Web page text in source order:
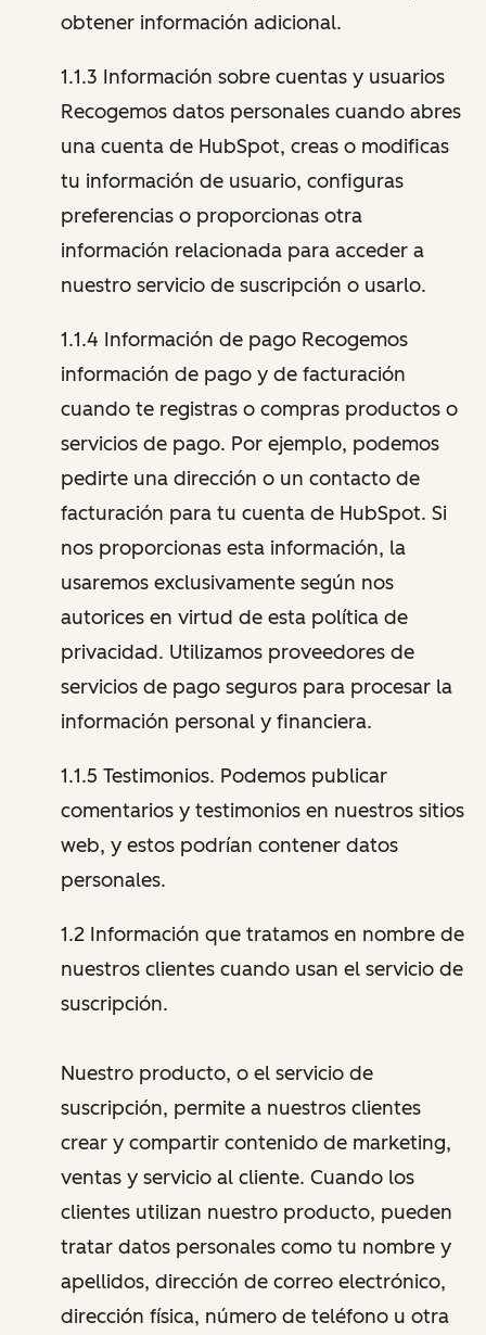
obtener información adicional.
1.1.3 Información sobre cuentas y usuarios
Recogemos datos personales cuando abres
una cuenta de HubSpot, creas o modificas
tu información de usuario, configuras
preferencias o proporcionas otra
información relacionada para acceder a
nuestro servicio de suscripción o usarlo.
1.1.4 Información de pago Recogemos
información de pago y de facturación
cuando te registras o compras productos o
servicios de pago. Por ejemplo, podemos
pedirte una dirección o un contacto de
facturación para tu cuenta de HubSpot. Si
nos proporcionas esta información, la
usaremos exclusivamente según nos
autorices en virtud de esta política de
privacidad. Utilizamos proveedores de
servicios de pago seguros para procesar la
información personal y financiera.
1.1.5 Testimonios. Podemos publicar
comentarios y testimonios en nuestros sitios
web, y estos podrían contener datos
personales.
1.2 Información que tratamos en nombre de
nuestros clientes cuando usan el servicio de
suscripción.
Nuestro producto, o el servicio de
suscripción, permite a nuestros clientes
crear y compartir contenido de marketing,
ventas y servicio al cliente. Cuando los
clientes utilizan nuestro producto, pueden
tratar datos personales como tu nombre y
apellidos, dirección de correo electrónico,
dirección física, número de teléfono u otra